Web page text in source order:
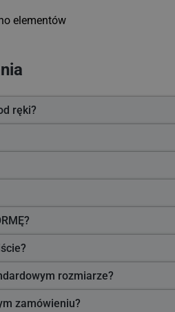
elementów
ręki?
rozmiarze?
zamówieniu?